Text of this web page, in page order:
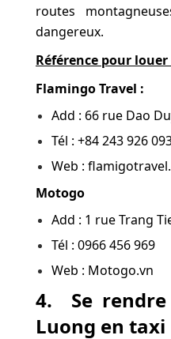
routes
dangereux.
Référence pour
Flamingo Travel :
Add : 66 rue Dao
Tél : +84 243 926
Web :
Motogo
Add : 1 rue Trang
Tél : 0966 456 969
Web : Motogo.vn
4. Se
Luong en taxi